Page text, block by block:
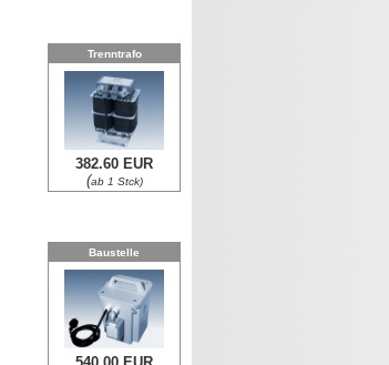
Trenntrafo
382.60 EUR
(ab 1 Stck)
Baustelle